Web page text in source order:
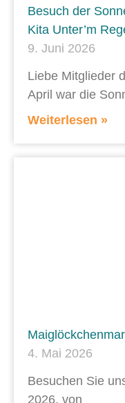
Besuch der
Kita Unter’m
9. Juni 2026
Liebe Mitglieder
April war die
Weiterlesen »
4. Mai 2026
Besuchen Sie
2026, von